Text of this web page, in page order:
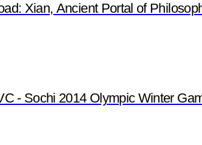
Xian, Ancient Portal of
- Sochi 2014 Olympic Winter